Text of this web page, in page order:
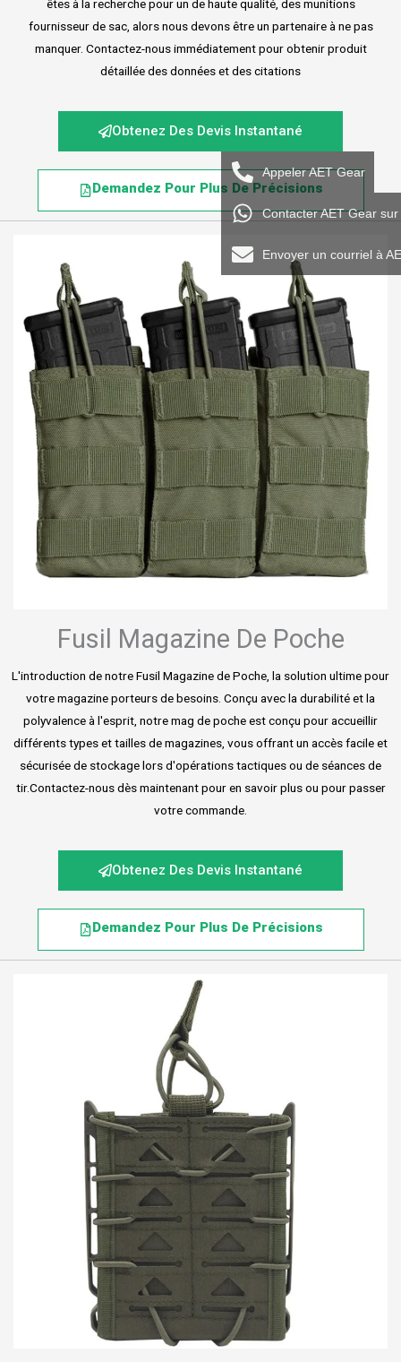
êtes à la recherche pour un de haute qualité, des munitions
fournisseur de sac, alors nous devons être un partenaire à ne pas
manquer. Contactez-nous immédiatement pour obtenir produit
détaillée des données et des citations
Obtenez Des Devis Instantané
Demandez Pour Plus De Précisions
Fusil Magazine De Poche
L'introduction de notre Fusil Magazine de Poche, la solution ultime pour
votre magazine porteurs de besoins. Conçu avec la durabilité et la
polyvalence à l'esprit, notre mag de poche est conçu pour accueillir
différents types et tailles de magazines, vous offrant un accès facile et
sécurisée de stockage lors d'opérations tactiques ou de séances de
tir.Contactez-nous dès maintenant pour en savoir plus ou pour passer
votre commande.
Obtenez Des Devis Instantané
Demandez Pour Plus De Précisions
Appeler AET Gear
Contacter AET Gear
Envoyer un courriel à